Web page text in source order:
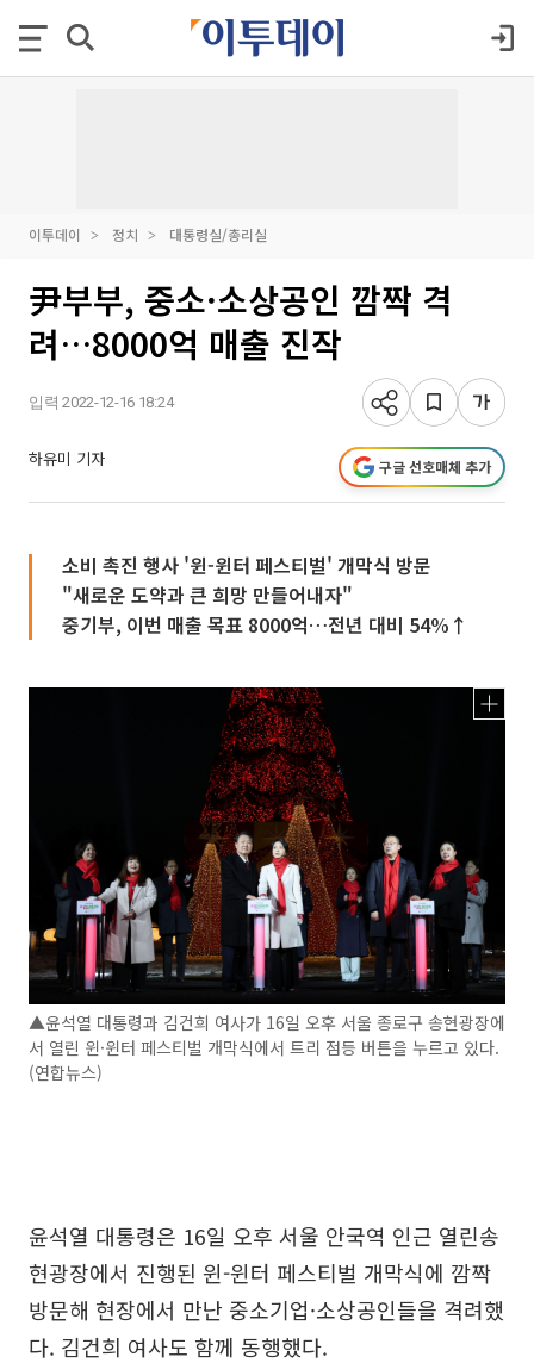
이투데이 정치 대통령실/총리실
尹부부, 중소·소상공인 깜짝 격
려…8000억 매출 진작
입력 2022-12-16 18:24
하유미 기자 구글 선호매체 추가
소비 촉진 행사 '윈-윈터 페스티벌' 개막식 방문
"새로운 도약과 큰 희망 만들어내자"
중기부, 이번 매출 목표 8000억…전년 대비 54%↑
▲윤석열 대통령과 김건희 여사가 16일 오후 서울 종로구 송현광장에
서 열린 윈·윈터 페스티벌 개막식에서 트리 점등 버튼을 누르고 있다.
(연합뉴스)
윤석열 대통령은 16일 오후 서울 안국역 인근 열린송
현광장에서 진행된 윈-윈터 페스티벌 개막식에 깜짝
방문해 현장에서 만난 중소기업·소상공인들을 격려했
다. 김건희 여사도 함께 동행했다.